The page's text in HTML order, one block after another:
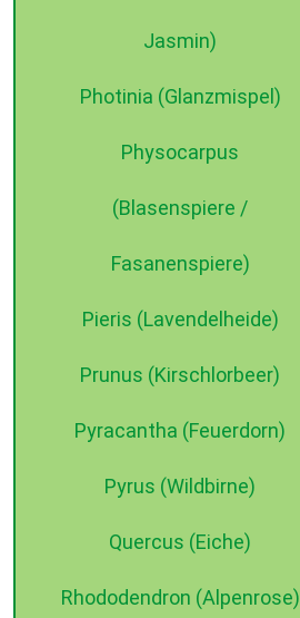
Jasmin)
Photinia (Glanzmispel)
Physocarpus
(Blasenspiere /
Fasanenspiere)
Pieris (Lavendelheide)
Prunus (Kirschlorbeer)
Pyracantha (Feuerdorn)
Pyrus (Wildbirne)
Quercus (Eiche)
Rhododendron (Alpenrose)